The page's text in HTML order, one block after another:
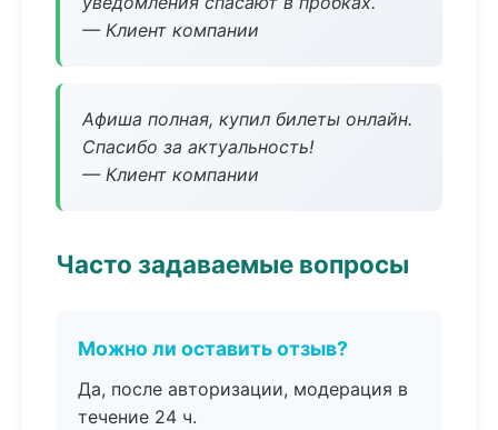
— Клиент компании
Афиша полная, купил билеты онлайн.
Спасибо за актуальность!
— Клиент компании
Часто задаваемые вопросы
Можно ли оставить отзыв?
Да, после авторизации, модерация в
течение 24 ч.